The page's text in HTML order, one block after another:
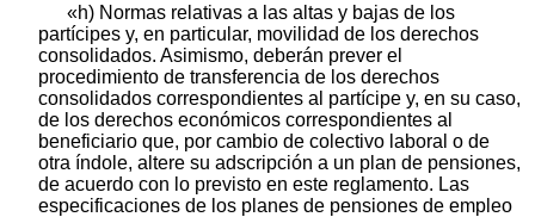
«h) Normas relativas a las altas y bajas de los
partícipes y, en particular, movilidad de los derechos
consolidados. Asimismo, deberán prever el
procedimiento de transferencia de los derechos
consolidados correspondientes al partícipe y, en su caso,
de los derechos económicos correspondientes al
beneficiario que, por cambio de colectivo laboral o de
otra índole, altere su adscripción a un plan de pensiones,
de acuerdo con lo previsto en este reglamento. Las
especificaciones de los planes de pensiones de empleo